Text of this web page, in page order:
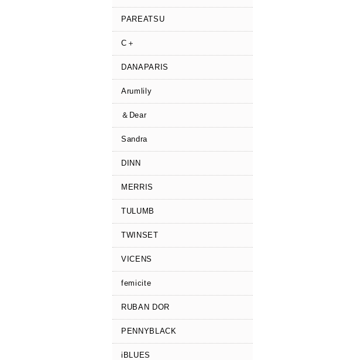
PAREATSU
C＋
DANAPARIS
Arumlily
＆Dear
Sandra
DINN
MERRIS
TULUMB
TWINSET
VICENS
femicite
RUBAN DOR
PENNYBLACK
iBLUES